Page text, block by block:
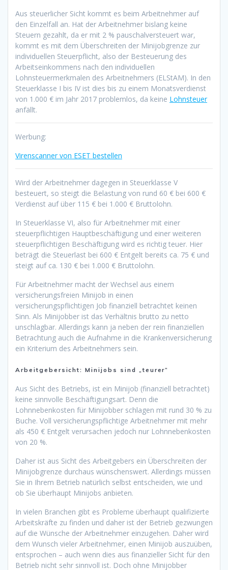
Aus steuerlicher Sicht kommt es beim Arbeitnehmer auf
den Einzelfall an. Hat der Arbeitnehmer bislang keine
Steuern gezahlt, da er mit 2 % pauschalversteuert war,
kommt es mit dem Überschreiten der Minijobgrenze zur
individuellen Steuerpflicht, also der Besteuerung des
Arbeitseinkommens nach den individuellen
Lohnsteuermerkmalen des Arbeitnehmers (ELStAM). In den
Steuerklasse I bis IV ist dies bis zu einem Monatsverdienst
von 1.000 € im Jahr 2017 problemlos, da keine Lohnsteuer
anfällt.
Werbung:
Virenscanner von ESET bestellen
Wird der Arbeitnehmer dagegen in Steuerklasse V
besteuert, so steigt die Belastung von rund 60 € bei 600 €
Verdienst auf über 115 € bei 1.000 € Bruttolohn.
In Steuerklasse VI, also für Arbeitnehmer mit einer
steuerpflichtigen Hauptbeschäftigung und einer weiteren
steuerpflichtigen Beschäftigung wird es richtig teuer. Hier
beträgt die Steuerlast bei 600 € Entgelt bereits ca. 75 € und
steigt auf ca. 130 € bei 1.000 € Bruttolohn.
Für Arbeitnehmer macht der Wechsel aus einem
versicherungsfreien Minijob in einen
versicherungspflichtigen Job finanziell betrachtet keinen
Sinn. Als Minijobber ist das Verhältnis brutto zu netto
unschlagbar. Allerdings kann ja neben der rein finanziellen
Betrachtung auch die Aufnahme in die Krankenversicherung
ein Kriterium des Arbeitnehmers sein.
Arbeitgebersicht: Minijobs sind „teurer“
Aus Sicht des Betriebs, ist ein Minijob (finanziell betrachtet)
keine sinnvolle Beschäftigungsart. Denn die
Lohnnebenkosten für Minijobber schlagen mit rund 30 % zu
Buche. Voll versicherungspflichtige Arbeitnehmer mit mehr
als 450 € Entgelt verursachen jedoch nur Lohnnebenkosten
von 20 %.
Daher ist aus Sicht des Arbeitgebers ein Überschreiten der
Minijobgrenze durchaus wünschenswert. Allerdings müssen
Sie in Ihrem Betrieb natürlich selbst entscheiden, wie und
ob Sie überhaupt Minijobs anbieten.
In vielen Branchen gibt es Probleme überhaupt qualifizierte
Arbeitskräfte zu finden und daher ist der Betrieb gezwungen
auf die Wünsche der Arbeitnehmer einzugehen. Daher wird
dem Wunsch vieler Arbeitnehmer, einen Minijob auszuüben,
entsprochen – auch wenn dies aus finanzieller Sicht für den
Betrieb nicht sehr sinnvoll ist. Doch ohne Minijobber